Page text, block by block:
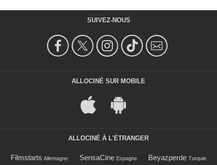
SUIVEZ-NOUS
ALLOCINÉ SUR MOBILE
ALLOCINÉ À L'ÉTRANGER
Filmstarts Allemagne SensaCine Espagne Beyazperde Turquie